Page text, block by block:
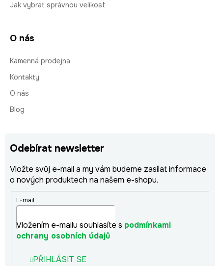
Jak vybrat správnou velikost
O nás
Kamenná prodejna
Kontakty
O nás
Blog
Odebírat newsletter
Vložte svůj e-mail a my vám budeme zasílat informace
o nových produktech na našem e-shopu.
E-mail
Vložením e-mailu souhlasíte s podmínkami
ochrany osobních údajů
PŘIHLÁSIT SE